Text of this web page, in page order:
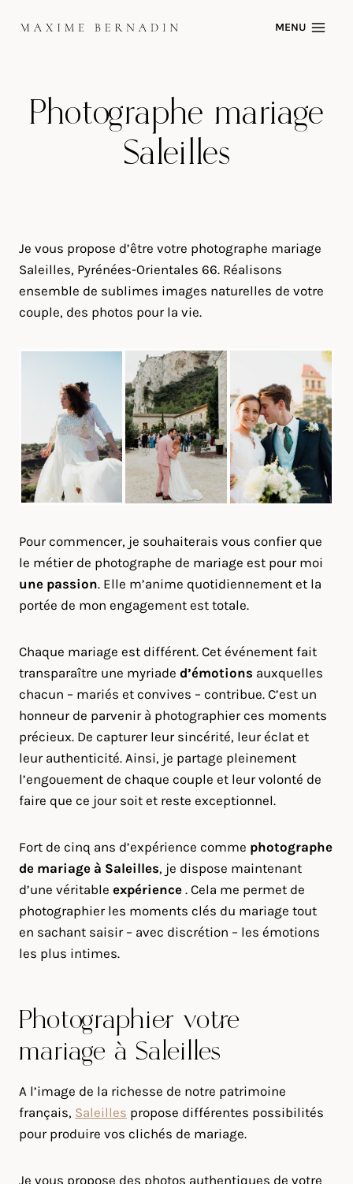
MENU
Photographe mariage
Saleilles
Je vous propose d’être votre photographe mariage
Saleilles, Pyrénées-Orientales 66. Réalisons
ensemble de sublimes images naturelles de votre
couple, des photos pour la vie.
Pour commencer, je souhaiterais vous confier que
le métier de photographe de mariage est pour moi
une passion. Elle m’anime quotidiennement et la
portée de mon engagement est totale.
Chaque mariage est différent. Cet événement fait
transparaître une myriade d’émotions auxquelles
chacun – mariés et convives – contribue. C’est un
honneur de parvenir à photographier ces moments
précieux. De capturer leur sincérité, leur éclat et
leur authenticité. Ainsi, je partage pleinement
l’engouement de chaque couple et leur volonté de
faire que ce jour soit et reste exceptionnel.
Fort de cinq ans d’expérience comme photographe
de mariage à Saleilles, je dispose maintenant
d’une véritable expérience . Cela me permet de
photographier les moments clés du mariage tout
en sachant saisir – avec discrétion – les émotions
les plus intimes.
Photographier votre
mariage à Saleilles
A l’image de la richesse de notre patrimoine
français, Saleilles propose différentes possibilités
pour produire vos clichés de mariage.
Je vous propose des photos authentiques de votre